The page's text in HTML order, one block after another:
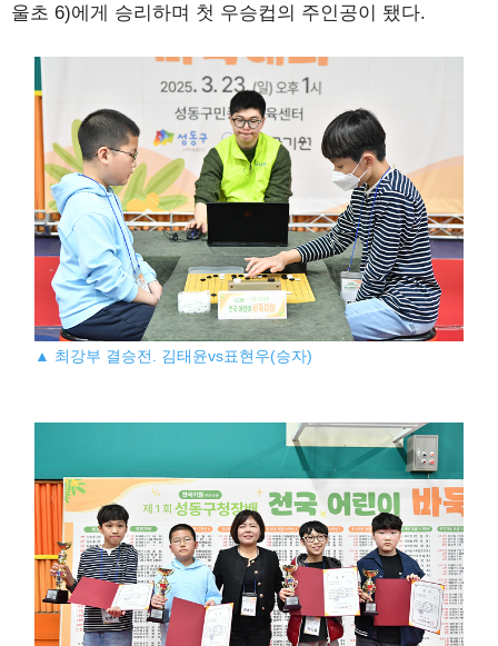
울초 6)에게 승리하며 첫 우승컵의 주인공이 됐다.
▲ 최강부 결승전. 김태윤vs표현우(승자)